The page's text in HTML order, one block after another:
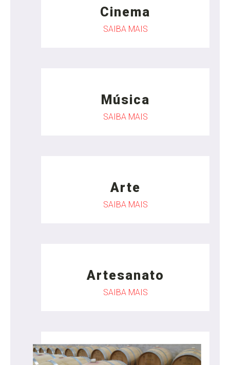
Cinema
SAIBA MAIS
Música
SAIBA MAIS
Arte
SAIBA MAIS
Artesanato
SAIBA MAIS